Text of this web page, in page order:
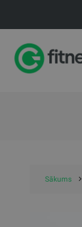
Sākums